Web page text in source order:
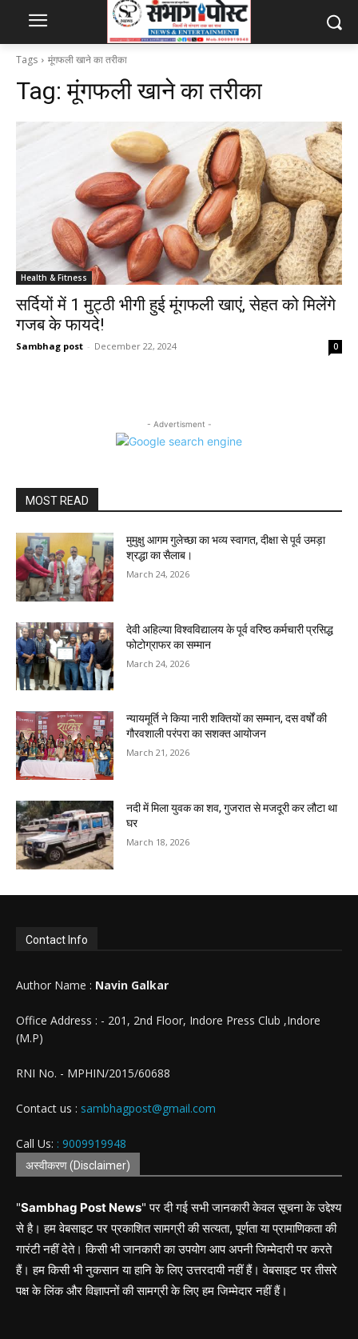
Tags मूंगफली खाने का तरीका
Tag:मूंगफली खाने का तरीका
Health & Fitness
सर्दियों में 1 मुट्ठी भीगी हुई मूंगफली खाएं, सेहत को मिलेंगे
गजब के फायदे!
Sambhag post - December 22, 2024 0
- Advertisment -
MOST READ
मुमुक्षु आगम गुलेच्छा का भव्य स्वागत, दीक्षा से पूर्व उमड़ा
श्रद्धा का सैलाब।
March 24, 2026
देवी अहिल्या विश्वविद्यालय के पूर्व वरिष्ठ कर्मचारी प्रसिद्ध
फोटोग्राफर का सम्मान
March 24, 2026
न्यायमूर्ति ने किया नारी शक्तियों का सम्मान, दस वर्षों की
गौरवशाली परंपरा का सशक्त आयोजन
March 21, 2026
नदी में मिला युवक का शव, गुजरात से मजदूरी कर लौटा था
घर
March 18, 2026
Contact Info
Author Name : Navin Galkar
Office Address : - 201, 2nd Floor, Indore Press Club ,Indore
(M.P)
RNI No. - MPHIN/2015/60688
Contact us : sambhagpost@gmail.com
Call Us: : 9009919948
अस्वीकरण (Disclaimer)
"Sambhag Post News" पर दी गई सभी जानकारी केवल सूचना के उद्देश्य
से है। हम वेबसाइट पर प्रकाशित सामग्री की सत्यता, पूर्णता या प्रामाणिकता की
गारंटी नहीं देते। किसी भी जानकारी का उपयोग आप अपनी जिम्मेदारी पर करते
हैं। हम किसी भी नुकसान या हानि के लिए उत्तरदायी नहीं हैं। वेबसाइट पर तीसरे
पक्ष के लिंक और विज्ञापनों की सामग्री के लिए हम जिम्मेदार नहीं हैं।